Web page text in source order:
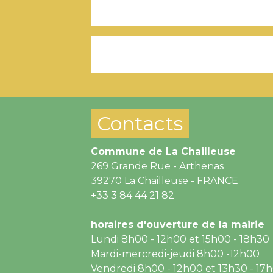
Contacts
Commune de La Chailleuse
269 Grande Rue - Arthenas
39270 La Chailleuse - FRANCE
+33 3 84 44 21 82
horaires d'ouverture de la mairie
Lundi 8h00 - 12h00 et 15h00 - 18h30
Mardi-mercredi-jeudi 8h00 -12h00
Vendredi 8h00 - 12h00 et 13h30 -